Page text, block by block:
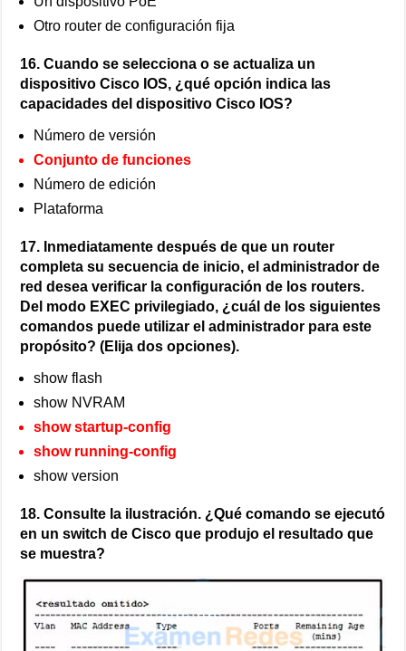
Otro router de configuración fija
16. Cuando se selecciona o se actualiza un
dispositivo Cisco IOS, ¿qué opción indica las
capacidades del dispositivo Cisco IOS?
Número de versión
Conjunto de funciones
Número de edición
Plataforma
17. Inmediatamente después de que un router
completa su secuencia de inicio, el administrador de
red desea verificar la configuración de los routers.
Del modo EXEC privilegiado, ¿cuál de los siguientes
comandos puede utilizar el administrador para este
propósito? (Elija dos opciones).
show flash
show NVRAM
show startup-config
show running-config
show version
18. Consulte la ilustración. ¿Qué comando se ejecutó
en un switch de Cisco que produjo el resultado que
se muestra?